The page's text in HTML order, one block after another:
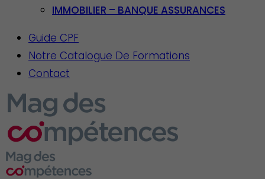
IMMOBILIER – BANQUE ASSURANCES
Guide CPF
Notre Catalogue De Formations
Contact